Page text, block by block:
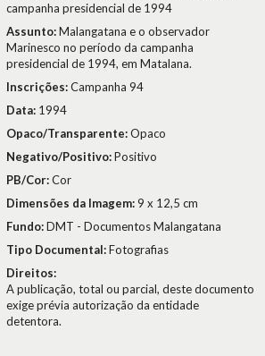
campanha presidencial de 1994
Assunto:Malangatana e o observador
Marinesco no período da campanha
presidencial de 1994, em Matalana.
Inscrições:Campanha 94
Data: 1994
Opaco/Transparente:Opaco
Negativo/Positivo:Positivo
PB/Cor:Cor
Dimensões da Imagem:9 x 12,5 cm
Fundo:DMT - Documentos Malangatana
Tipo Documental:Fotografias
Direitos:
A publicação, total ou parcial, deste documento
exige prévia autorização da entidade
detentora.